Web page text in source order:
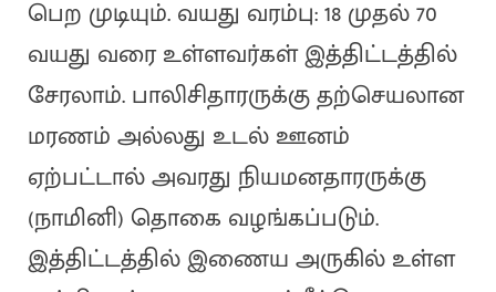
பெற முடியும். வயது வரம்பு: 18 முதல் 70
வயது வரை உள்ளவர்கள் இத்திட்டத்தில்
சேரலாம். பாலிசிதாரருக்கு தற்செயலான
மரணம் அல்லது உடல் ஊனம்
ஏற்பட்டால் அவரது நியமனதாரருக்கு
(நாமினி) தொகை வழங்கப்படும்.
இத்திட்டத்தில் இணைய அருகில் உள்ள